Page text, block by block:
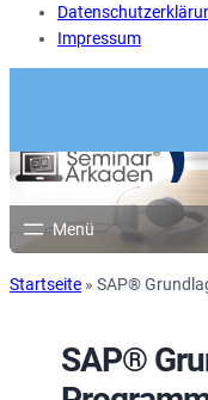
Impressum
Startseite » SAP®
SAP®